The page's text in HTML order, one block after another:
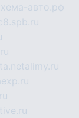
авто.рф
alimy.ru